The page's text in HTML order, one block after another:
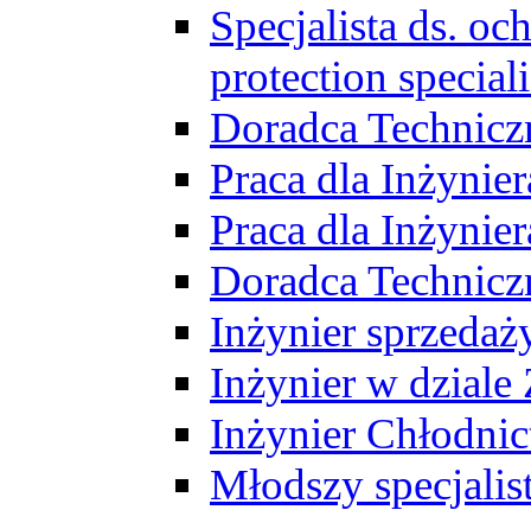
Specjalista ds.
protection
Doradca
Praca dla
Praca dla
Doradca
Inżynier
Inżynier w dziale
Inżynier
Młodszy